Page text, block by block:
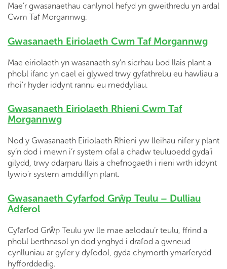
Mae’r gwasanaethau canlynol hefyd yn gweithredu yn ardal
Cwm Taf Morgannwg:
Gwasanaeth Eiriolaeth Cwm Taf Morgannwg
Mae eiriolaeth yn wasanaeth sy’n sicrhau bod llais plant a
phobl ifanc yn cael ei glywed trwy gyfathrebu eu hawliau a
rhoi’r hyder iddynt rannu eu meddyliau.
Gwasanaeth Eiriolaeth Rhieni Cwm Taf
Morgannwg
Nod y Gwasanaeth Eiriolaeth Rhieni yw lleihau nifer y plant
sy’n dod i mewn i’r system ofal a chadw teuluoedd gyda’i
gilydd, trwy ddarparu llais a chefnogaeth i rieni wrth iddynt
lywio’r system amddiffyn plant.
Gwasanaeth Cyfarfod Grŵp Teulu – Dulliau
Adferol
Cyfarfod Grŵp Teulu yw lle mae aelodau’r teulu, ffrind a
phobl berthnasol yn dod ynghyd i drafod a gwneud
cynlluniau ar gyfer y dyfodol, gyda chymorth ymarferydd
hyfforddedig.